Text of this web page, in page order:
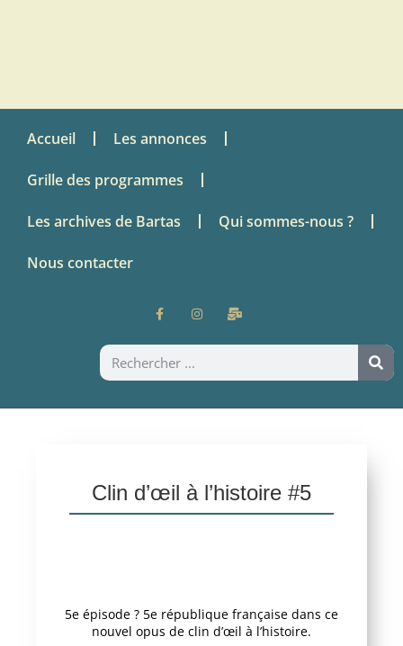
Accueil Les annonces
Grille des programmes
Les archives de Bartas Qui sommes-nous ?
Nous contacter
Clin d’œil à l’histoire #5
5e épisode ? 5e république française dans ce
nouvel opus de clin d’œil à l’histoire.